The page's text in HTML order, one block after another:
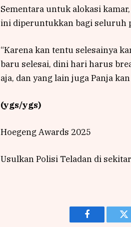
Sementara untuk alokasi
ini diperuntukkan bagi seluruh
“Karena kan tentu selesainya
baru selesai, dini hari harus
aja, dan yang lain juga Panja
(ygs/ygs)
Hoegeng Awards 2025
Usulkan Polisi Teladan di
Facebook